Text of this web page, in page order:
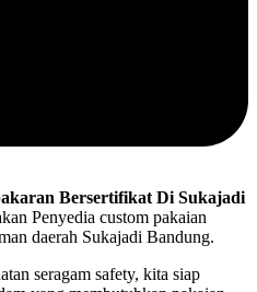
Bersertifikat Di Sukajadi
Penyedia custom pakaian
daerah Sukajadi Bandung.
seragam safety, kita siap